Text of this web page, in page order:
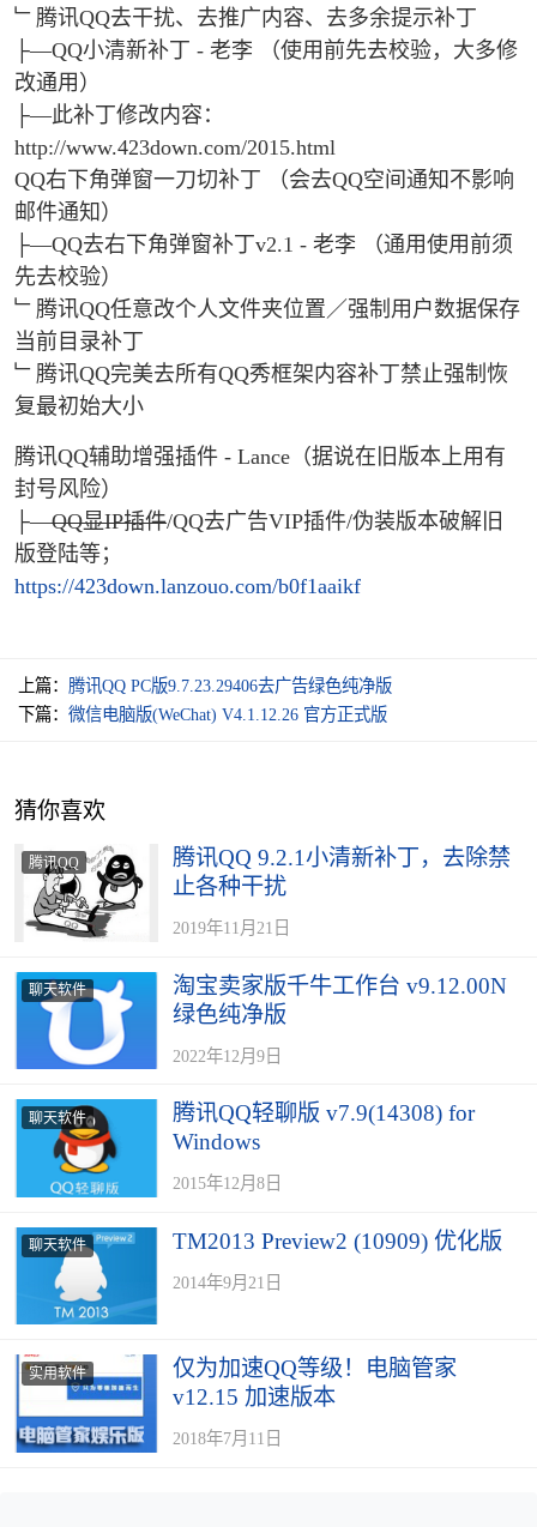
﹂腾讯QQ去干扰、去推广内容、去多余提示补丁
├—QQ小清新补丁 - 老李 （使用前先去校验，大多修
改通用）
├—此补丁修改内容：
http://www.423down.com/2015.html
QQ右下角弹窗一刀切补丁 （会去QQ空间通知不影响
邮件通知）
├—QQ去右下角弹窗补丁v2.1 - 老李 （通用使用前须
先去校验）
﹂腾讯QQ任意改个人文件夹位置／强制用户数据保存
当前目录补丁
﹂腾讯QQ完美去所有QQ秀框架内容补丁禁止强制恢
复最初始大小
腾讯QQ辅助增强插件 - Lance（据说在旧版本上用有
封号风险）
├—QQ显IP插件/QQ去广告VIP插件/伪装版本破解旧
版登陆等；
https://423down.lanzouo.com/b0f1aaikf
上篇：
腾讯QQ PC版9.7.23.29406去广告绿色纯净版
下篇： 微信电脑版(WeChat) V4.1.12.26 官方正式版
猜你喜欢
腾讯QQ
腾讯QQ 9.2.1小清新补丁，去除禁
止各种干扰
2019年11月21日
聊天软件
淘宝卖家版千牛工作台 v9.12.00N
绿色纯净版
2022年12月9日
聊天软件
腾讯QQ轻聊版 v7.9(14308) for
Windows
2015年12月8日
聊天软件 TM2013 Preview2 (10909) 优化版
2014年9月21日
实用软件
仅为加速QQ等级！电脑管家
v12.15 加速版本
2018年7月11日